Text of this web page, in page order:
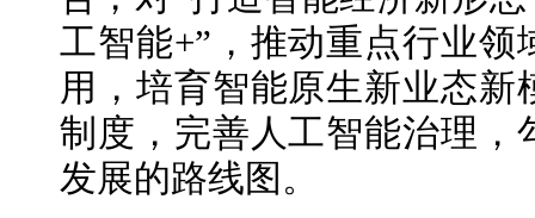
工智能+”，推动重点行业
用，培育智能原生新业态
制度，完善人工智能治理，
发展的路线图。